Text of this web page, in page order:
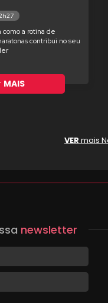
como a rotina de
contribui no seu
MAIS
VER mais
newsletter